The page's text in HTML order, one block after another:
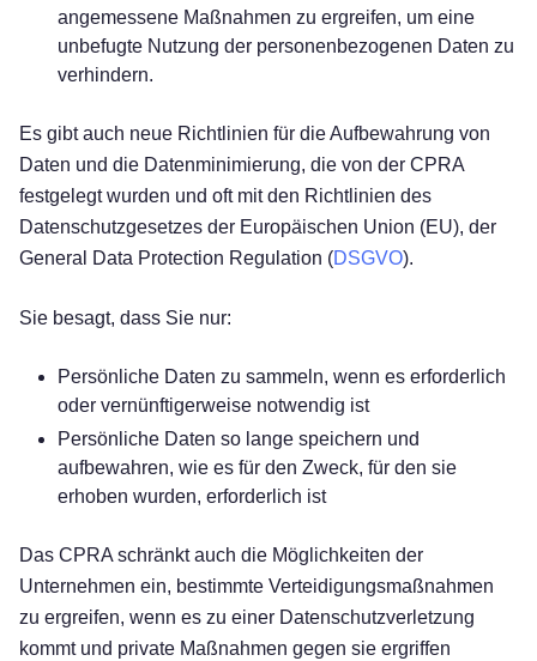
angemessene Maßnahmen zu ergreifen, um eine
unbefugte Nutzung der personenbezogenen Daten zu
verhindern.
Es gibt auch neue Richtlinien für die Aufbewahrung von
Daten und die Datenminimierung, die von der CPRA
festgelegt wurden und oft mit den Richtlinien des
Datenschutzgesetzes der Europäischen Union (EU), der
General Data Protection Regulation (DSGVO).
Sie besagt, dass Sie nur:
Persönliche Daten zu sammeln, wenn es erforderlich
oder vernünftigerweise notwendig ist
Persönliche Daten so lange speichern und
aufbewahren, wie es für den Zweck, für den sie
erhoben wurden, erforderlich ist
Das CPRA schränkt auch die Möglichkeiten der
Unternehmen ein, bestimmte Verteidigungsmaßnahmen
zu ergreifen, wenn es zu einer Datenschutzverletzung
kommt und private Maßnahmen gegen sie ergriffen